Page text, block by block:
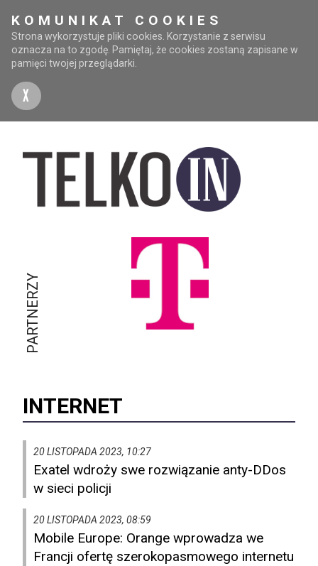
KOMUNIKAT COOKIES
Strona wykorzystuje pliki cookies. Korzystanie z serwisu
oznacza na to zgodę. Pamiętaj, że cookies zostaną zapisane w
pamięci twojej przeglądarki.
X
PARTNERZY
INTERNET
20 LISTOPADA 2023, 10:27
Exatel wdroży swe rozwiązanie anty-DDos
w sieci policji
20 LISTOPADA 2023, 08:59
Mobile Europe: Orange wprowadza we
Francji ofertę szerokopasmowego internetu